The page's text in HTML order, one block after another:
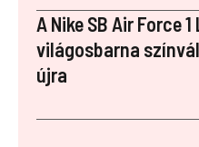
A Nike SB Air Force
világosbarna
újra